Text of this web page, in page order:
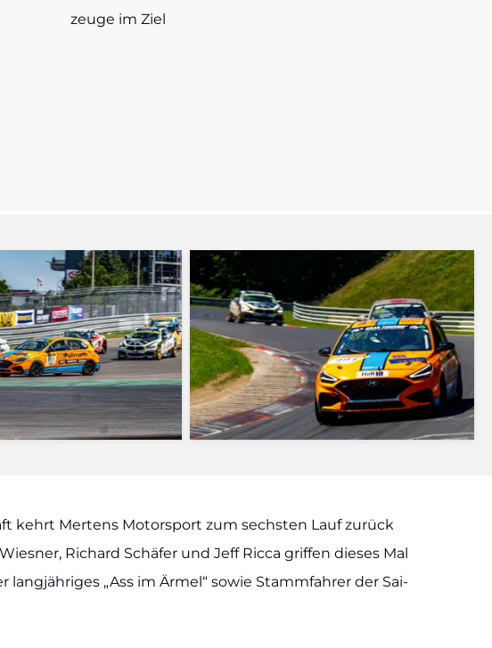
zeu­ge im Ziel
kehrt Mer­tens Motor­sport zum sechs­ten Lauf zurück
Richard Schä­fer und Jeff Ric­ca grif­fen die­ses Mal
„Ass im Ärmel“ sowie Stamm­fah­rer der Sai­